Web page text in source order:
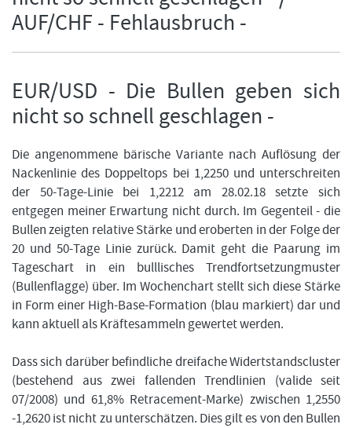
AUF/CHF - Fehlausbruch -
EUR/USD - Die Bullen geben sich
nicht so schnell geschlagen -
Die angenommene bärische Variante nach Auflösung der
Nackenlinie des Doppeltops bei 1,2250 und unterschreiten
der 50-Tage-Linie bei 1,2212 am 28.02.18 setzte sich
entgegen meiner Erwartung nicht durch. Im Gegenteil - die
Bullen zeigten relative Stärke und eroberten in der Folge der
20 und 50-Tage Linie zurück. Damit geht die Paarung im
Tageschart in ein bulllisches Trendfortsetzungmuster
(Bullenflagge) über. Im Wochenchart stellt sich diese Stärke
in Form einer High-Base-Formation (blau markiert) dar und
kann aktuell als Kräftesammeln gewertet werden.
Dass sich darüber befindliche dreifache Widertstandscluster
(bestehend aus zwei fallenden Trendlinien (valide seit
07/2008) und 61,8% Retracement-Marke) zwischen 1,2550
-1,2620 ist nicht zu unterschätzen. Dies gilt es von den Bullen
Ich bin neu, und jetzt?
Das Formationstrader Programm bietet unterschiedliche User-Pakete. Bitte
FORMATIONSTRADER WERDEN